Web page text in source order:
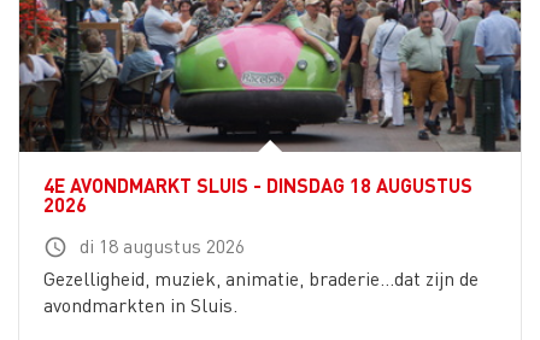
4E AVONDMARKT SLUIS - DINSDAG 18 AUGUSTUS
2026
schedule di 18 augustus 2026
Gezelligheid, muziek, animatie, braderie...dat zijn de
avondmarkten in Sluis.